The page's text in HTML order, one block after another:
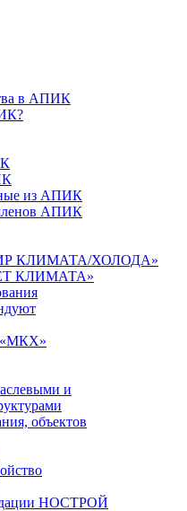
в АПИК
из АПИК
АПИК
КЛИМАТА/ХОЛОДА»
КЛИМАТА»
и
объектов
НОСТРОЙ